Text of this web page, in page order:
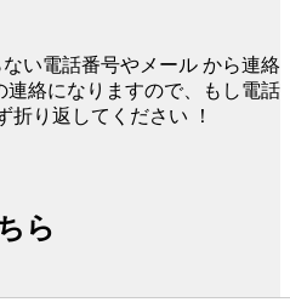
い電話番号やメール から連絡
絡になりますので、もし電話
折り返してください ！
ら